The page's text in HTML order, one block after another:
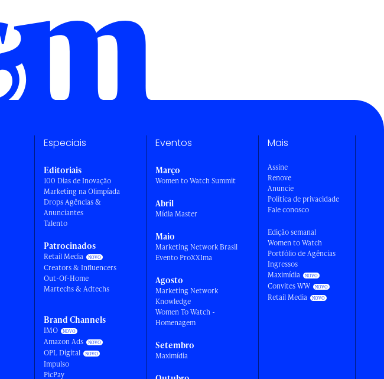
Especiais
Editoriais
100 Dias de Inovação
Marketing na Olimpíada
Drops Agências &
Anunciantes
Talento
Patrocinados
Retail Media
Creators & Influencers
Out-Of-Home
Martechs & Adtechs
Brand Channels
IMO
Amazon Ads
OPL Digital
Impulso
PicPay
Eventos
Março
Women to Watch Summit
Abril
Mídia Master
Maio
Marketing Network Brasil
Evento ProXXIma
Agosto
Marketing Network
Knowledge
Women To Watch -
Homenagem
Setembro
Maximídia
Mais
Assine
Renove
Anuncie
Política de privacidade
Fale conosco
Edição semanal
Women to Watch
Portfólio de Agências
Ingressos
Maximídia
Convites WW
Retail Media